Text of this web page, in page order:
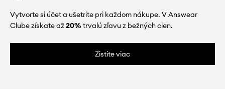
Vytvorte si účet a ušetrite pri každom nákupe. V Answear
Clube získate až20%trvalú zľavu z bežných cien.
Zistite viac